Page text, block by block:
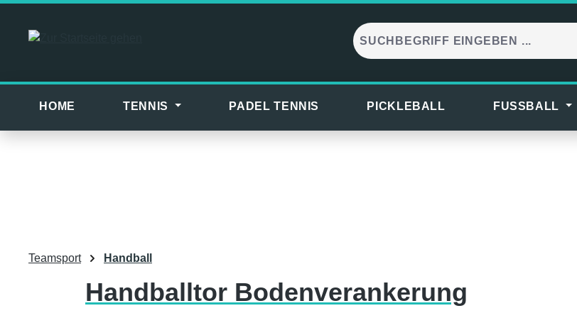
HOME TENNIS PADEL TENNIS PICKLEBALL FUSSBALL
Teamsport Handball
Handballtor Bodenverankerung